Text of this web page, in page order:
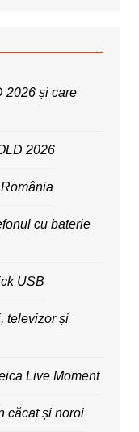
2026 și care
2026
cu baterie
USB
televizor și
Live Moment
căcat și noroi